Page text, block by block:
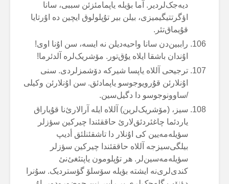
دیەجک‌لردیر. آما بؤیلە یاپمامئزئن سببی، سانا
اؤگرتتیگیمیزی، بیلن بیر تۇپلولوق ایچین دە اۇرتایا
قۇیماق‌تئر.
راببین‌دن سانا واحیەدیلن نە ایسە، سن اۇنا اوی!
اۇندان باشقا ایلاە یۇق‌تور. مۆشریک‌لرە آلدئرما!
ترجیحی آللاە یاپسا شیرکە دۆشمزلردی. سنی
اۇنلارئن قۇرویوجوسو یاپمادئق. سن اۇنلارئن وکیلی
/ساوونوجوسو دا دگیل‌سین.
سیز، (مۆشریک‌لرین) آللاە ایلە آرالارئ‌نا قۇیاراق
یاردئما چاغئردئق‌لارئ حاققئندا چیرکین سؤزلر
سؤیلەمەیین کی اۇنلار دا تاشقئنلئق أدیپ
بیلگی‌سیزجە آللاە حاققئندا چیرکین سؤزلر
سؤیلەمەسین‌لر. هر تۇپلومون یاپتئغئ‌نئ
کندی‌لری‌نە ایشتە بؤیلە سۆسلۆ گؤستردیک. سۇنرا